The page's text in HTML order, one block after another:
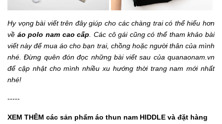
Hy vọng bài viết trên đây giúp cho các chàng trai có thể hiểu hơn
về áo polo nam cao cấp. Các cô gái cũng có thể tham khảo bài
viết này để mua áo cho bạn trai, chồng hoặc người thân của mình
nhé. Đừng quên đón đọc những bài viết sau của quanaonam.vn
để cập nhật cho mình nhiều xu hướng thời trang nam mới nhất
nhé!
-----
XEM THÊM các sản phẩm áo thun nam HIDDLE và đặt hàng